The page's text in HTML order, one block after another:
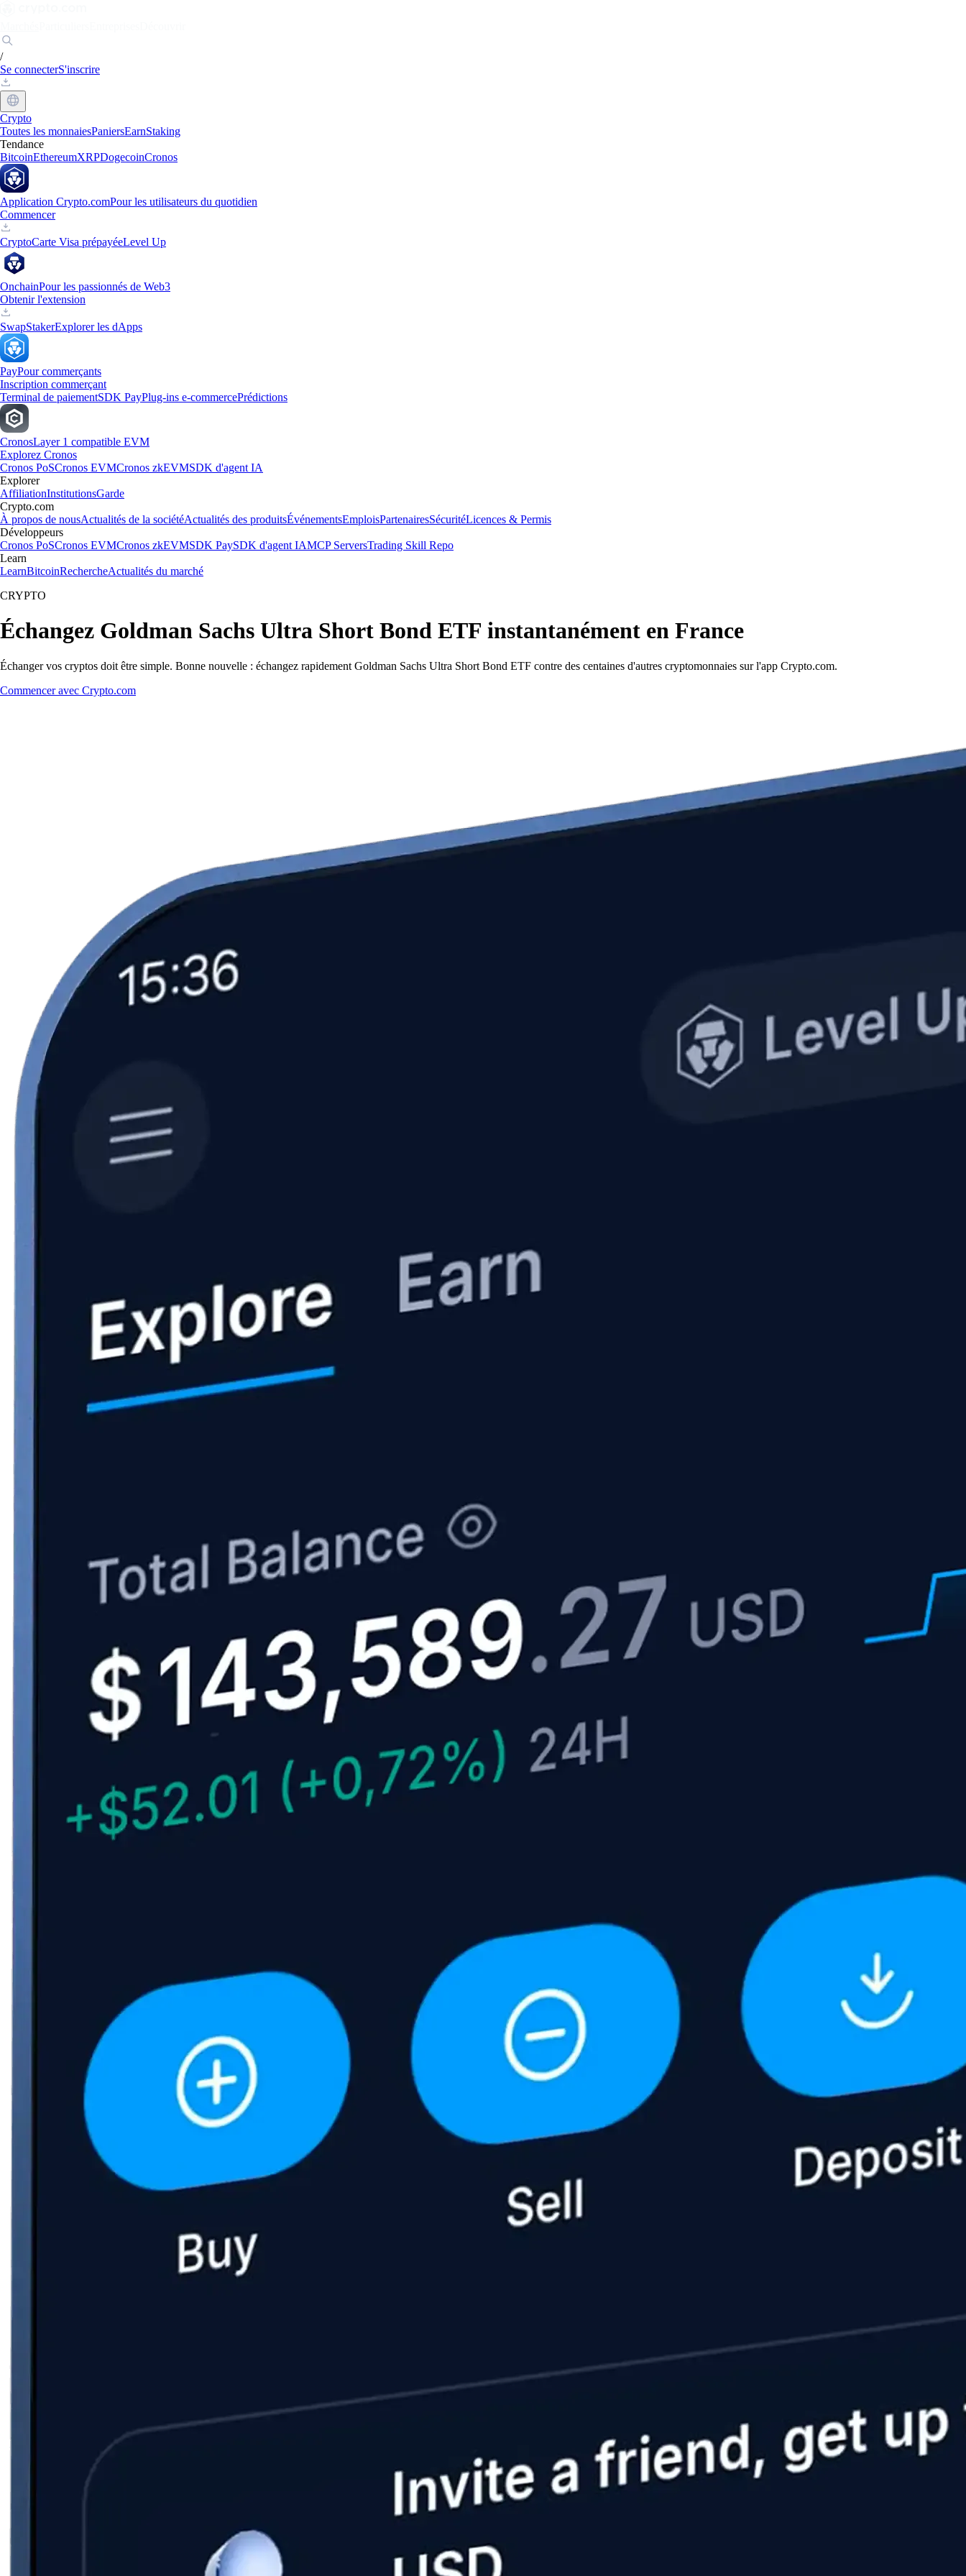
/
Se connecterS'inscrire
Crypto
Toutes les monnaiesPaniersEarnStaking
Tendance
BitcoinEthereumXRPDogecoinCronos
Application Crypto.comPour les utilisateurs du quotidien
Commencer
CryptoCarte Visa prépayéeLevel Up
OnchainPour les passionnés de Web3
Obtenir l'extension
SwapStakerExplorer les dApps
PayPour commerçants
Inscription commerçant
Terminal de paiementSDK PayPlug-ins e-commercePrédictions
CronosLayer 1 compatible EVM
Explorez Cronos
Cronos PoSCronos EVMCronos zkEVMSDK d'agent IA
Explorer
AffiliationInstitutionsGarde
Crypto.com
À propos de nousActualités de la sociétéActualités des produitsÉvénementsEmploisPartenairesSécuritéLicences & Permis
Développeurs
Cronos PoSCronos EVMCronos zkEVMSDK PaySDK d'agent IAMCP ServersTrading Skill Repo
Learn
LearnBitcoinRechercheActualités du marché
CRYPTO
Échangez Goldman Sachs Ultra Short Bond ETF instantanément en France
Échanger vos cryptos doit être simple. Bonne nouvelle : échangez rapidement Goldman Sachs Ultra Short Bond ETF contre des centaines d'autres cryptomonnaies sur l'app Crypto.com.
Commencer avec Crypto.com